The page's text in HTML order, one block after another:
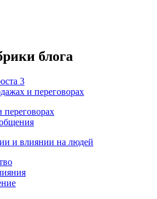
блога
3
и переговорах
переговорах
и влиянии на людей